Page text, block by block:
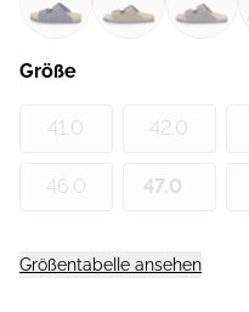
Größe
41.0 42.0
46.0 47.0
Größentabelle ansehen